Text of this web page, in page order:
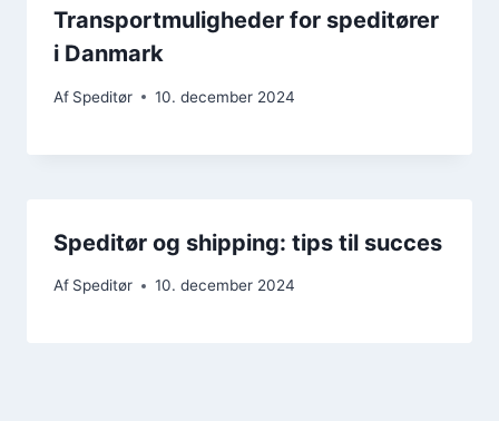
Transportmuligheder for speditører
i Danmark
Af Speditør 10. december 2024
Speditør og shipping: tips til succes
Af Speditør 10. december 2024